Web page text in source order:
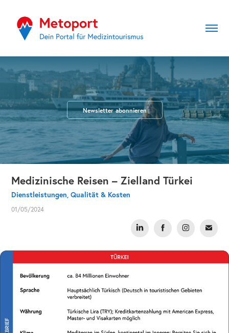
Newsletter abonnieren
Medizinische Reisen – Zielland Türkei
Dienstleistungen, Qualität & Kosten
01/05/2024